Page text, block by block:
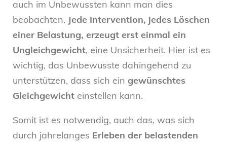
auch im Unbewussten kann man dies
beobachten. Jede Intervention, jedes Löschen
einer Belastung, erzeugt erst einmal ein
Ungleichgewicht, eine Unsicherheit. Hier ist es
wichtig, das Unbewusste dahingehend zu
unterstützen, dass sich ein gewünschtes
Gleichgewicht einstellen kann.
Somit ist es notwendig, auch das, was sich
durch jahrelanges Erleben der belastenden